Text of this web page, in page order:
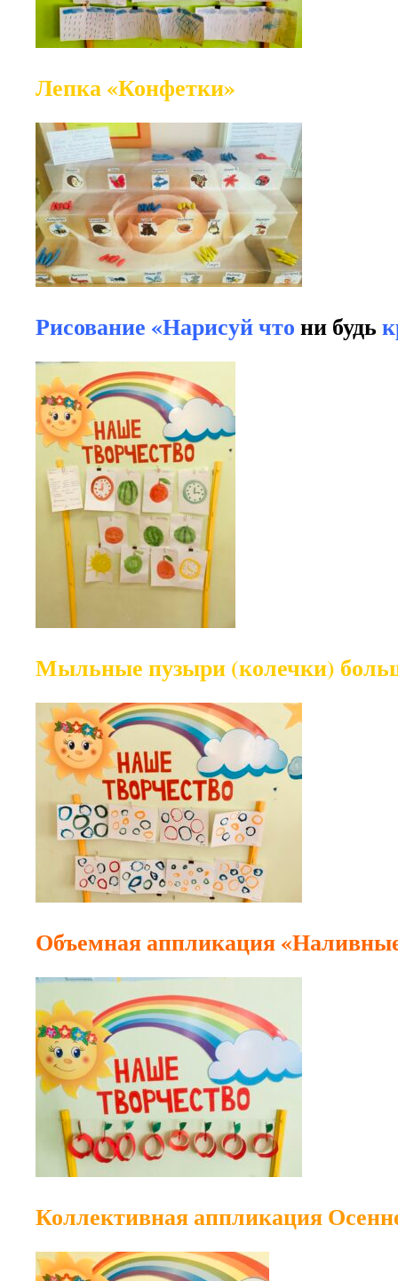
Лепка «Конфетки»
Рисование «Нарисуй чтони будь
Мыльные пузыри (колечки)
Объемная аппликация
Коллективная аппликация